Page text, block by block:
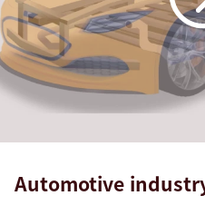
Automotive